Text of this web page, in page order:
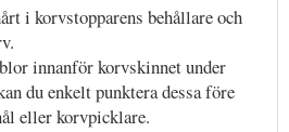
i korvstopparens behållare och
innanför korvskinnet under
du enkelt punktera dessa före
eller korvpicklare.